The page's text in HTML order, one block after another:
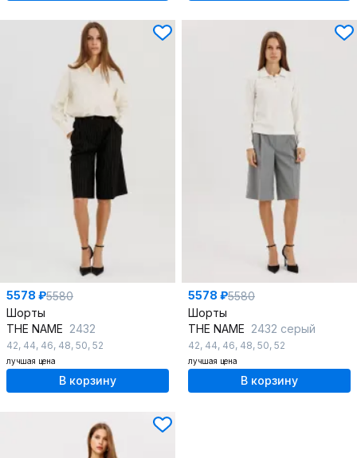
5578 ₽5580
Шорты
THE NAME 2432
42, 44, 46, 48, 50, 52
лучшая цена
В корзину
5578 ₽5580
Шорты
THE NAME 2432 серый
42, 44, 46, 48, 50, 52
лучшая цена
В корзину